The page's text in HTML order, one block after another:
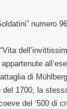
numero
di
del 1700, la
del ‘500 di